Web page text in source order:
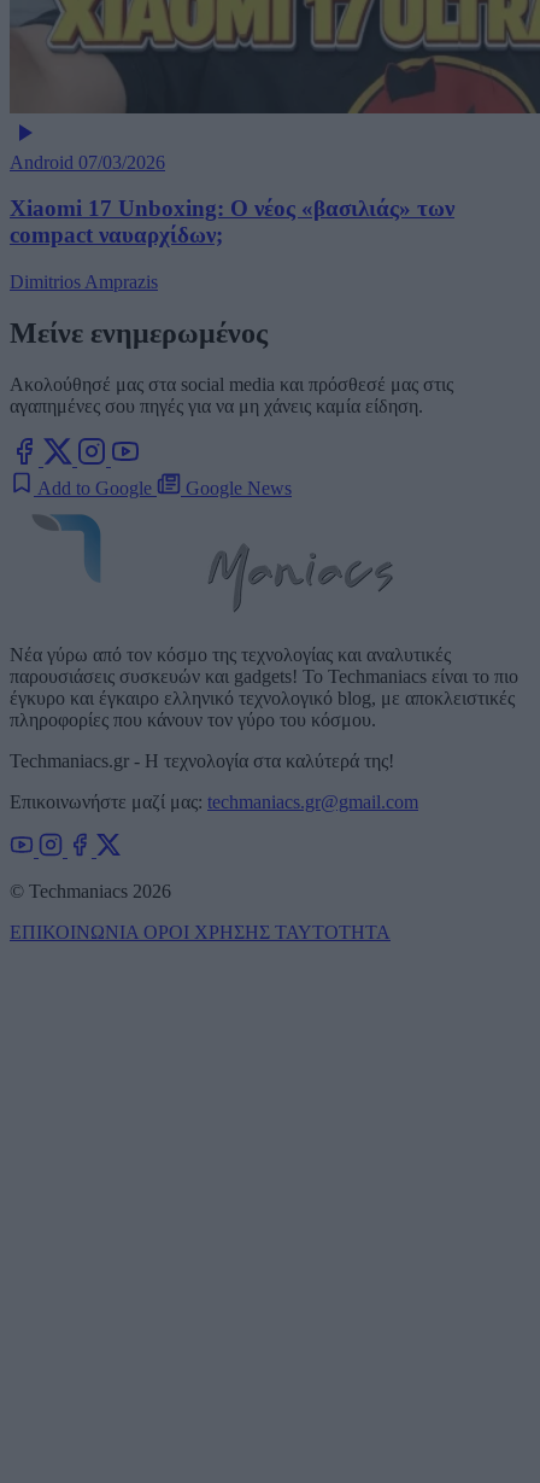
Android 07/03/2026
Xiaomi 17 Unboxing: Ο νέος «βασιλιάς» των
compact ναυαρχίδων;
Dimitrios Amprazis
Μείνε ενημερωμένος
Ακολούθησέ μας στα social media και πρόσθεσέ μας στις
αγαπημένες σου πηγές για να μη χάνεις καμία είδηση.
Add to Google Google News
Νέα γύρω από τον κόσμο της τεχνολογίας και αναλυτικές
παρουσιάσεις συσκευών και gadgets! Το Techmaniacs είναι το πιο
έγκυρο και έγκαιρο ελληνικό τεχνολογικό blog, με αποκλειστικές
πληροφορίες που κάνουν τον γύρο του κόσμου.
Techmaniacs.gr - Η τεχνολογία στα καλύτερά της!
Επικοινωνήστε μαζί μας: techmaniacs.gr@gmail.com
© Techmaniacs 2026
ΕΠΙΚΟΙΝΩΝΙΑ ΟΡΟΙ ΧΡΗΣΗΣ ΤΑΥΤΟΤΗΤΑ